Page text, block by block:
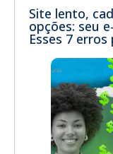
Site lento,
opções: seu
Esses 7